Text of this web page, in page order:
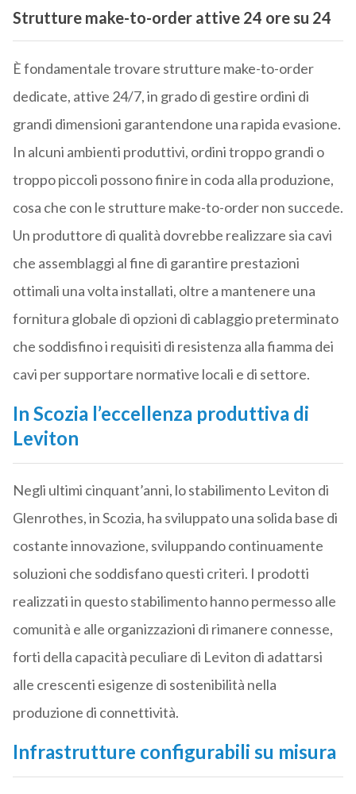
Strutture make-to-order attive 24 ore su 24
È fondamentale trovare strutture make-to-order
dedicate, attive 24/7, in grado di gestire ordini di
grandi dimensioni garantendone una rapida evasione.
In alcuni ambienti produttivi, ordini troppo grandi o
troppo piccoli possono finire in coda alla produzione,
cosa che con le strutture make-to-order non succede.
Un produttore di qualità dovrebbe realizzare sia cavi
che assemblaggi al fine di garantire prestazioni
ottimali una volta installati, oltre a mantenere una
fornitura globale di opzioni di cablaggio preterminato
che soddisfino i requisiti di resistenza alla fiamma dei
cavi per supportare normative locali e di settore.
In Scozia l’eccellenza produttiva di
Leviton
Negli ultimi cinquant’anni, lo stabilimento Leviton di
Glenrothes, in Scozia, ha sviluppato una solida base di
costante innovazione, sviluppando continuamente
soluzioni che soddisfano questi criteri. I prodotti
realizzati in questo stabilimento hanno permesso alle
comunità e alle organizzazioni di rimanere connesse,
forti della capacità peculiare di Leviton di adattarsi
alle crescenti esigenze di sostenibilità nella
produzione di connettività.
Infrastrutture configurabili su misura